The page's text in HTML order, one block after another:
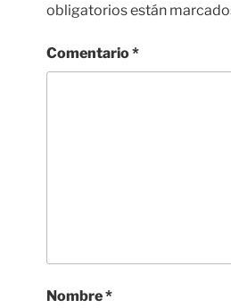
obligatorios están
Comentario*
Nombre*